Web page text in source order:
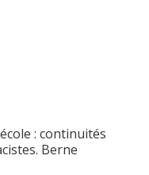
: continuités
Berne